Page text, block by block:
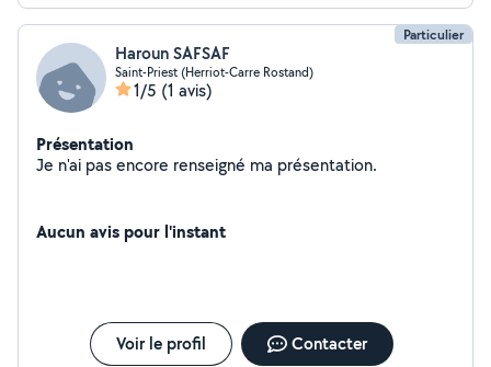
Particulier
Haroun SAFSAF
Saint-Priest (Herriot-Carre Rostand)
1/5 (1 avis)
Présentation
Je n'ai pas encore renseigné ma présentation.
Aucun avis pour l'instant
Voir le profil Contacter